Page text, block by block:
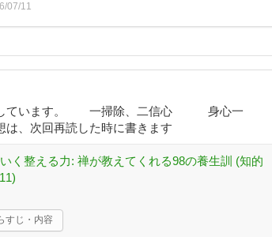
07/11
しています。 一掃除、二信心 身心一
回再読した時に書きます
く整える力: 禅が教えてくれる98の養生訓 (知的
すじ・内容